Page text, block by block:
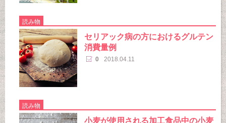
読み物
セリアック病の方におけるグルテン
消費量例
0 2018.04.11
読み物
小麦が使用される加工食品中の小麦